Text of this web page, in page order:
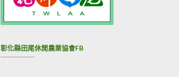
彰化縣田尾休閒農業協會FB